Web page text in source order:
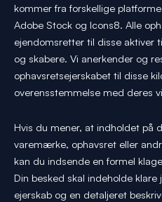
kommer fra forskellige
Adobe Stock og Icons8. Alle
ejendomsretter til disse aktiver
og skabere. Vi anerkender og
ophavsretsejerskabet til disse
overensstemmelse med deres
Hvis du mener, at indholdet på
varemærke, ophavsret eller
kan du indsende en formel
Din besked skal indeholde
ejerskab og en detaljeret